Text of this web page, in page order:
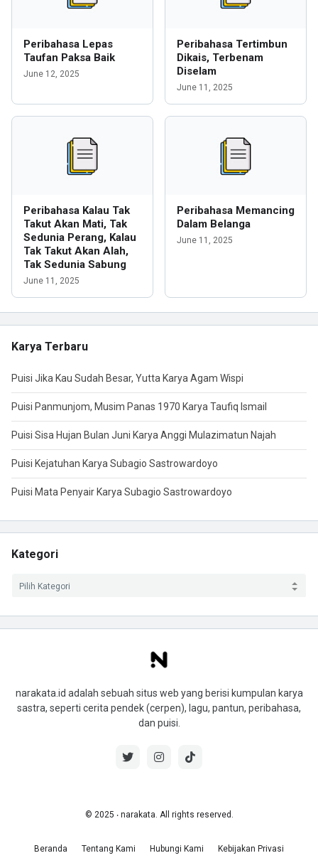
Peribahasa Lepas
Taufan Paksa Baik
June 12, 2025
Peribahasa Tertimbun
Dikais, Terbenam
Diselam
June 11, 2025
Peribahasa Kalau Tak
Takut Akan Mati, Tak
Sedunia Perang, Kalau
Tak Takut Akan Alah,
Tak Sedunia Sabung
June 11, 2025
Peribahasa Memancing
Dalam Belanga
June 11, 2025
Karya Terbaru
Puisi Jika Kau Sudah Besar, Yutta Karya Agam Wispi
Puisi Panmunjom, Musim Panas 1970 Karya Taufiq Ismail
Puisi Sisa Hujan Bulan Juni Karya Anggi Mulazimatun Najah
Puisi Kejatuhan Karya Subagio Sastrowardoyo
Puisi Mata Penyair Karya Subagio Sastrowardoyo
Kategori
narakata.id adalah sebuah situs web yang berisi kumpulan karya
sastra, seperti cerita pendek (cerpen), lagu, pantun, peribahasa,
dan puisi.
© 2025 ‧ narakata. All rights reserved.
Beranda Tentang Kami Hubungi Kami Kebijakan Privasi